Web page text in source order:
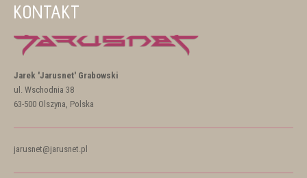
KONTAKT
Jarek 'Jarusnet' Grabowski
ul. Wschodnia 38
63-500 Olszyna, Polska
jarusnet@jarusnet.pl